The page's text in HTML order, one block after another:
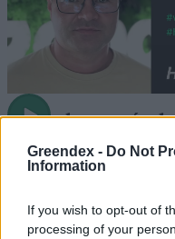
Greendex - Do Not
Information
If you wish to opt-out of
processing of your
„Mindegy már,
víz, csak víz
Holnapután